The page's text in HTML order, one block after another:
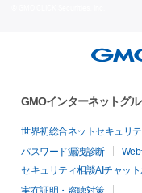
GMOインターネットグ
世界初総合ネットセキュリ
パスワード漏洩診断
セキュリティ相談AIチャット
実在証明・盗聴対策